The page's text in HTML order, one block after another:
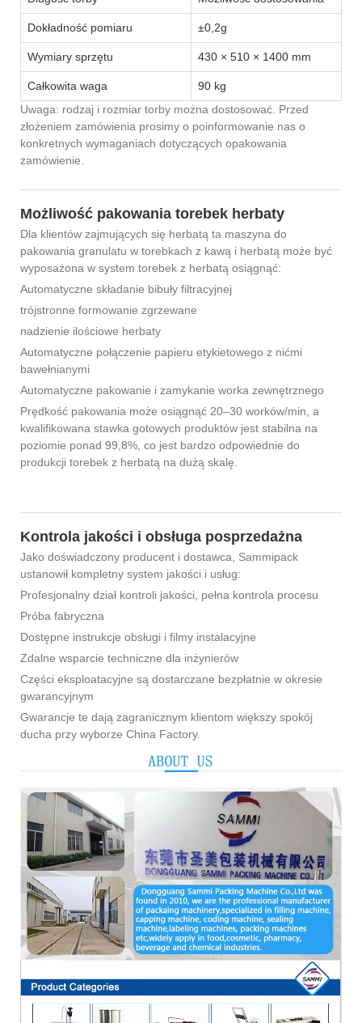
Dokładność pomiaru ±0,2g
Wymiary sprzętu 430 × 510 × 1400 mm
Całkowita waga
90 kg
Uwaga: rodzaj i rozmiar torby można dostosować. Przed
złożeniem zamówienia prosimy o poinformowanie nas o
konkretnych wymaganiach dotyczących opakowania
zamówienie.
Możliwość pakowania torebek herbaty
Dla klientów zajmujących się herbatą ta maszyna do
pakowania granulatu w torebkach z kawą i herbatą może być
wyposażona w system torebek z herbatą osiągnąć:
Automatyczne składanie bibuły filtracyjnej
trójstronne formowanie zgrzewane
nadzienie ilościowe herbaty
Automatyczne połączenie papieru etykietowego z nićmi
bawełnianymi
Automatyczne pakowanie i zamykanie worka zewnętrznego
Prędkość pakowania może osiągnąć 20–30 worków/min, a
kwalifikowana stawka gotowych produktów jest stabilna na
poziomie ponad 99,8%, co jest bardzo odpowiednie do
produkcji torebek z herbatą na dużą skalę.
Kontrola jakości i obsługa posprzedażna
Jako doświadczony producent i dostawca, Sammipack
ustanowił kompletny system jakości i usług:
Profesjonalny dział kontroli jakości, pełna kontrola procesu
Próba fabryczna
Dostępne instrukcje obsługi i filmy instalacyjne
Zdalne wsparcie techniczne dla inżynierów
Części eksploatacyjne są dostarczane bezpłatnie w okresie
gwarancyjnym
Gwarancje te dają zagranicznym klientom większy spokój
ducha przy wyborze China Factory.